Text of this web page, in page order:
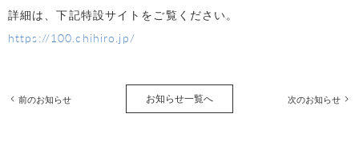
詳細は、下記特設サイトをご覧ください。
https://100.chihiro.jp/
前のお知らせ お知らせ一覧へ 次のお知らせ